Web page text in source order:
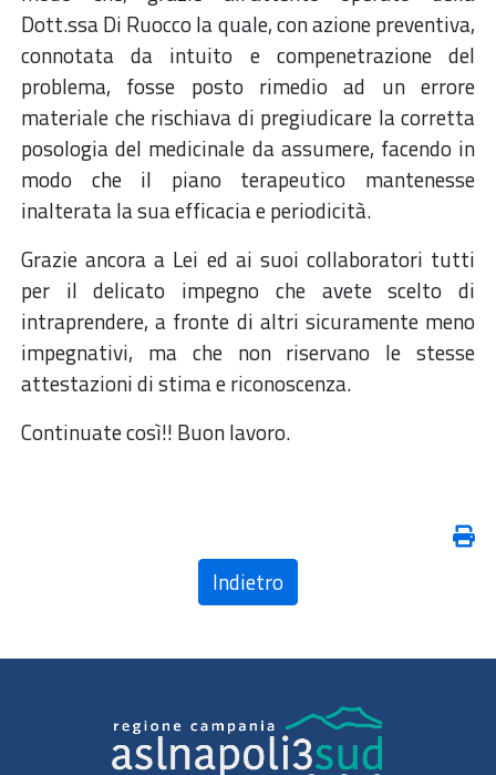
Dott.ssa Di Ruocco la quale, con azione preventiva,
connotata da intuito e compenetrazione del
problema, fosse posto rimedio ad un errore
materiale che rischiava di pregiudicare la corretta
posologia del medicinale da assumere, facendo in
modo che il piano terapeutico mantenesse
inalterata la sua efficacia e periodicità.
Grazie ancora a Lei ed ai suoi collaboratori tutti
per il delicato impegno che avete scelto di
intraprendere, a fronte di altri sicuramente meno
impegnativi, ma che non riservano le stesse
attestazioni di stima e riconoscenza.
Continuate così!! Buon lavoro.
Indietro